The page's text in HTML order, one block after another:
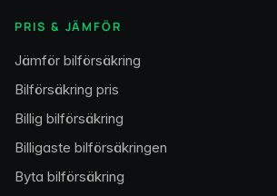
PRIS & JÄMFÖR
Jämför bilförsäkring
Bilförsäkring pris
Billig bilförsäkring
Billigaste bilförsäkringen
Byta bilförsäkring